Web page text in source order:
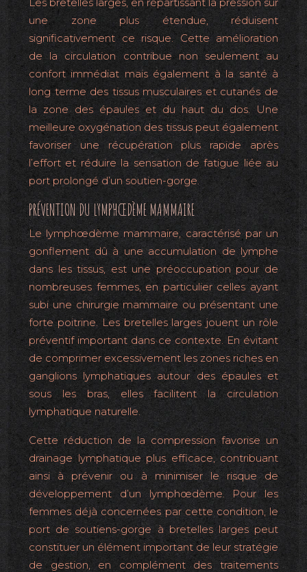
une zone plus étendue, réduisent
significativement ce risque. Cette amélioration
de la circulation contribue non seulement au
confort immédiat mais également à la santé à
long terme des tissus musculaires et cutanés de
la zone des épaules et du haut du dos. Une
meilleure oxygénation des tissus peut également
favoriser une récupération plus rapide après
l’effort et réduire la sensation de fatigue liée au
port prolongé d’un soutien-gorge.
PRÉVENTION DU LYMPHŒDÈME MAMMAIRE
Le lymphœdème mammaire, caractérisé par un
gonflement dû à une accumulation de lymphe
dans les tissus, est une préoccupation pour de
nombreuses femmes, en particulier celles ayant
subi une chirurgie mammaire ou présentant une
forte poitrine. Les bretelles larges jouent un rôle
préventif important dans ce contexte. En évitant
de comprimer excessivement les zones riches en
ganglions lymphatiques autour des épaules et
sous les bras, elles facilitent la circulation
lymphatique naturelle.
Cette réduction de la compression favorise un
drainage lymphatique plus efficace, contribuant
ainsi à prévenir ou à minimiser le risque de
développement d’un lymphœdème. Pour les
femmes déjà concernées par cette condition, le
port de soutiens-gorge à bretelles larges peut
constituer un élément important de leur stratégie
de gestion, en complément des traitements